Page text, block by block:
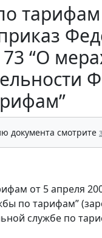
“О
документа смотрите
от 5 апреля
по тарифам”
службе по